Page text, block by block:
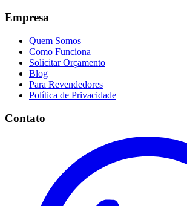
Empresa
Quem Somos
Como Funciona
Solicitar Orçamento
Blog
Para Revendedores
Política de Privacidade
Contato